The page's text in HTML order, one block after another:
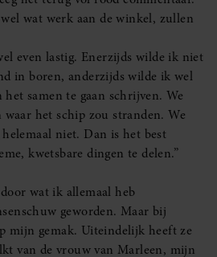
wat werk aan de winkel, zullen
even lastig. Enerzijds wilde ik niet
in boren, anderzijds wilde ik wel
samen te gaan schrijven. We
het schip zou stranden. We
niet. Dan is het best
kwetsbare dingen te delen.”
wat ik allemaal heb
geworden. Maar bij
mijn gemak. Uiteindelijk heeft ze
van de vrouw van Marleen, mijn